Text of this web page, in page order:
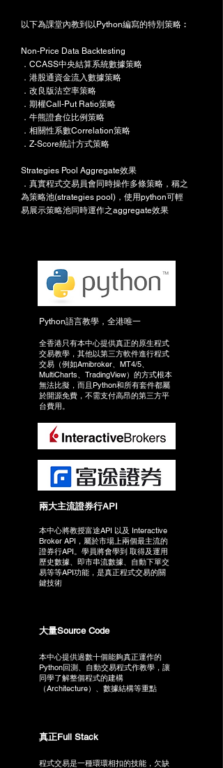
以下為課堂內教到以Python編寫的特別策略︰
Non-Price Data Backtesting
．CCASS中央結算系統數據策略
．港股通資金流入數據策略
．改良版沽空率策略
．期權Call-Put Ratio策略
．牛熊證倉位比例策略
．相關性系數Correlation策略
​．Z-Score統計方式策略
Strategies Pool Aggregate效果
．真實程式交易員會同時操作多條策略，稱之
為策略池(strategies pool)，使用python可輕
易展示策略池同時運作之aggregate效果
Python語言教學，全港唯一
全香港只有本中心提供真正的原生程式
交易教學，其他以第三方軟件進行程式
交易（例如Amibroker、MT4/5、
MultiCharts、TradingView）的方式根本
無法比擬，而且Python和所有套件都屬
於開源免費，不需支付高昂的第三方平
台費用。
兩大主流證券行API
本中心將教授富途API 以及 Interactive
Broker API，屬於市場上兩個最主流的
證券行API。學員將會學到 取得及運用
歷史數據、即市串流數據、自動下單交
易等等API功能，是真正程式交易的關
鍵技術
大量Source Code
本中心提供過數十個能夠真正運作的
Python回測、自動交易程式作教學，讓
同學了解整個程式的建構
（Architecture）、數據結構等重點
真正Full Stack
程式交易是一種環環相扣的技能，欠缺